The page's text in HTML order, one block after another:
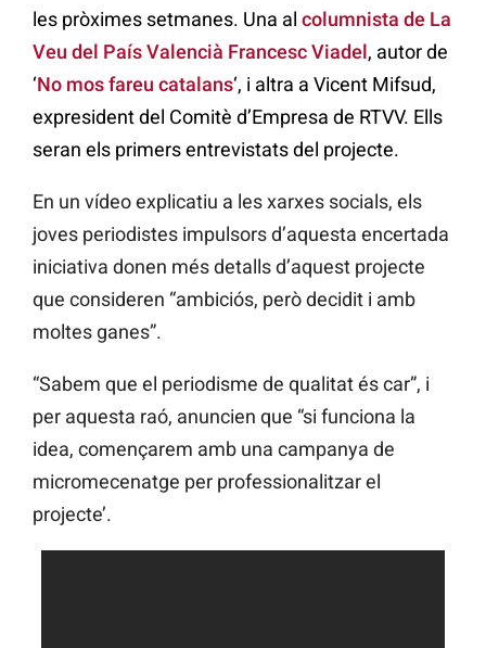
les pròximes setmanes. Una al columnista de La
Veu del País Valencià Francesc Viadel, autor de
‘No mos fareu catalans‘, i altra a Vicent Mifsud,
expresident del Comitè d’Empresa de RTVV. Ells
seran els primers entrevistats del projecte.
En un vídeo explicatiu a les xarxes socials, els
joves periodistes impulsors d’aquesta encertada
iniciativa donen més detalls d’aquest projecte
que consideren “ambiciós, però decidit i amb
moltes ganes”.
“Sabem que el periodisme de qualitat és car”, i
per aquesta raó, anuncien que “si funciona la
idea, començarem amb una campanya de
micromecenatge per professionalitzar el
projecte’.